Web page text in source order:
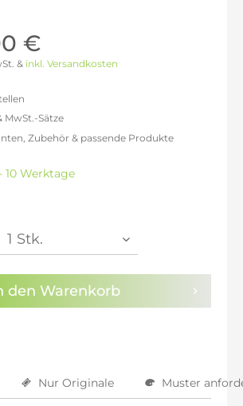
€
& inkl. Versandkosten
Datenschutzbestimmungenzur
MwSt.-Sätze
1.953,48 €
2.020,84 €
2.037,68 €
2.054,52 €
Zubehör & passende Produkte
10 Werktage
den Warenkorb
Nur Originale Muster